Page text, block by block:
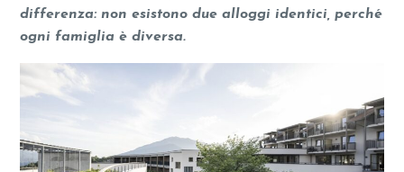
differenza: non esistono due alloggi identici, perché
ogni famiglia è diversa.